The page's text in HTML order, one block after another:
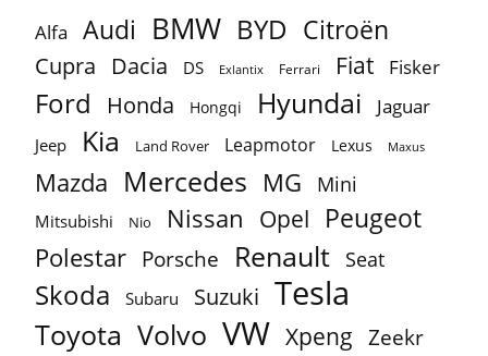
Alfa Audi BMW BYD Citroën
Cupra Dacia DS Exlantix Ferrari Fiat Fisker
Ford Honda Hongqi Hyundai Jaguar
Jeep Kia Land Rover Leapmotor Lexus Maxus
Mazda Mercedes MG Mini
Mitsubishi Nio Nissan Opel Peugeot
Polestar Porsche Renault Seat
Skoda Subaru Suzuki Tesla
Toyota Volvo VW Xpeng Zeekr